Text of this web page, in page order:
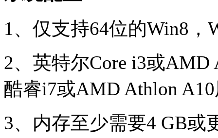
1、仅支持64位的Win8，
2、英特尔Core i3或
酷睿i7或AMD Athlon
3、内存至少需要4 GB或